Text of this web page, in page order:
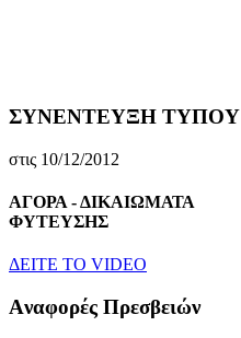
ΣΥΝΕΝΤΕΥΞΗ ΤΥΠΟΥ
στις 10/12/2012
ΑΓΟΡΑ - ΔΙΚΑΙΩΜΑΤΑ
ΦΥΤΕΥΣΗΣ
ΔEITE TO VIDEO
Aναφορές Πρεσβειών